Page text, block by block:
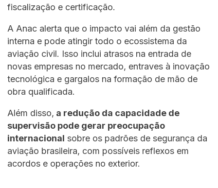
fiscalização e certificação.
A Anac alerta que o impacto vai além da gestão
interna e pode atingir todo o ecossistema da
aviação civil. Isso inclui atrasos na entrada de
novas empresas no mercado, entraves à inovação
tecnológica e gargalos na formação de mão de
obra qualificada.
Além disso, a redução da capacidade de
supervisão pode gerar preocupação
internacional sobre os padrões de segurança da
aviação brasileira, com possíveis reflexos em
acordos e operações no exterior.